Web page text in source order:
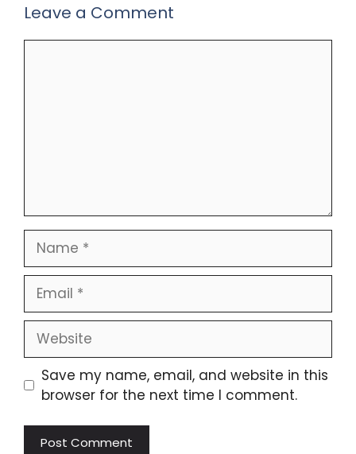
Leave a Comment
Name
Email
Website
Save my name, email, and website in this
browser for the next time I comment.